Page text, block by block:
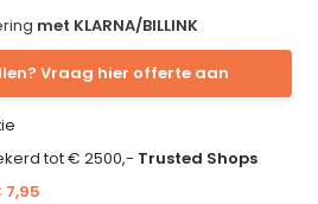
met KLARNA/BILLINK
Vraag hier offerte aan
tot € 2500,- Trusted Shops
7,95